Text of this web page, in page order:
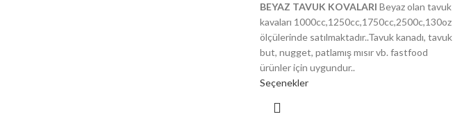
BEYAZ TAVUK KOVALARI Beyaz olan tavuk
kavaları 1000cc,1250cc,1750cc,2500c,130oz
ölçülerinde satılmaktadır..Tavuk kanadı, tavuk
but, nugget, patlamış mısır vb. fastfood
ürünler için uygundur..
Seçenekler